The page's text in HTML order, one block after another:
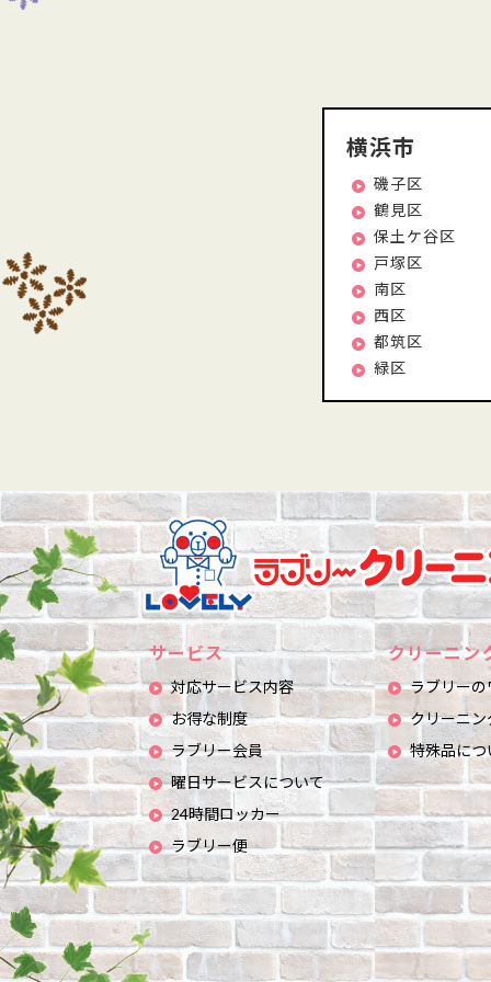
横浜市
磯子区
鶴見区
保土ケ谷区
戸塚区
南区
西区
都筑区
緑区
サービス
対応サービス内容
お得な制度
ラブリー会員
曜日サービスについて
24時間ロッカー
ラブリー便
クリーニン
ラブリー
クリーニ
特殊品につ